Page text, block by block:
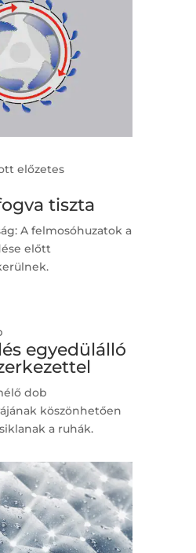
előzetes
tiszta
A felmosóhuzatok a
előtt
egyedülálló
dob
köszönhetően
a ruhák.